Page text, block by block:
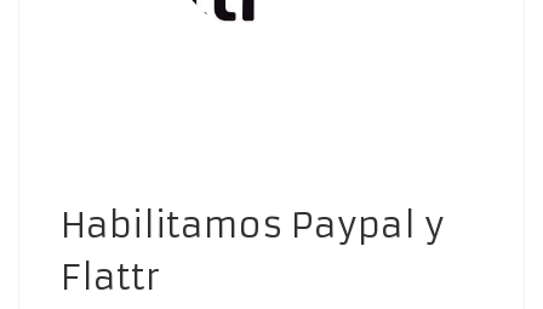
Habilitamos Paypal y
Flattr